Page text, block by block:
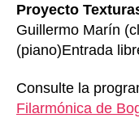
Proyecto
Guillermo Marín
(piano)Entrada
Consulte la
Filarmónica de